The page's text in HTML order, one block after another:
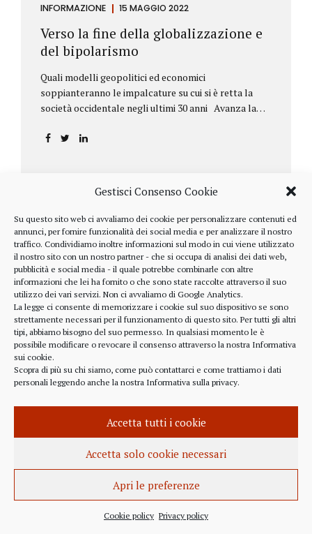
Gestisci Consenso Cookie
Su questo sito web ci avvaliamo dei cookie per personalizzare contenuti ed
annunci, per fornire funzionalità dei social media e per analizzare il nostro
traffico. Condividiamo inoltre informazioni sul modo in cui viene utilizzato
il nostro sito con un nostro partner - che si occupa di analisi dei dati web,
pubblicità e social media - il quale potrebbe combinarle con altre
informazioni che lei ha fornito o che sono state raccolte attraverso il suo
utilizzo dei vari servizi. Non ci avvaliamo di Google Analytics.
La legge ci consente di memorizzare i cookie sul suo dispositivo se sono
strettamente necessari per il funzionamento di questo sito. Per tutti gli altri
tipi, abbiamo bisogno del suo permesso. In qualsiasi momento le è
possibile modificare o revocare il consenso attraverso la nostra Informativa
sui cookie.
Scopra di più su chi siamo, come può contattarci e come trattiamo i dati
personali leggendo anche la nostra Informativa sulla privacy.
Accetta tutti i cookie
Accetta solo cookie necessari
Apri le preferenze
Cookie policy Privacy policy
INFORMAZIONE 15 MAGGIO 2022
Verso la fine della globalizzazione e
del bipolarismo
Quali modelli geopolitici ed economici
soppianteranno le impalcature su cui si è retta la
società occidentale negli ultimi 30 anni Avanza la
aprile ha fatto parecchio discutere il discorso che
una lettera annuale che Fink ha inviato agli
investitori, nella quale fa il punto sulla situazione
geopolitica ed economica globale, accompagnata da
alcune considerazioni sui profitti generati dalle
scelte finanziarie operate dal fondo BlackRock.
Occorre leggere molto attentamente il testo della
lettera
(https://www.blackrock.com/corporate/investor-
relations/larry-fink-chairmans-letter). Fink afferma
chiaramente che...
INFORMAZIONE 27 APRILE 2022
Istanza per l’abrogazione
dell’obbligo vaccinale al Governo
Italiano e alla Commissione Europea
Europea per l’abrogazione della normativa